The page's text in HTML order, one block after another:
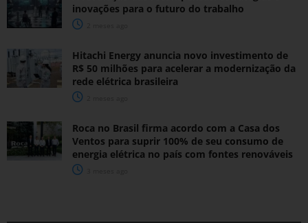
inovações para o futuro do trabalho
Hitachi Energy anuncia novo investimento de
R$ 50 milhões para acelerar a modernização da
rede elétrica brasileira
Roca no Brasil firma acordo com a Casa dos
Ventos para suprir 100% de seu consumo de
energia elétrica no país com fontes renováveis